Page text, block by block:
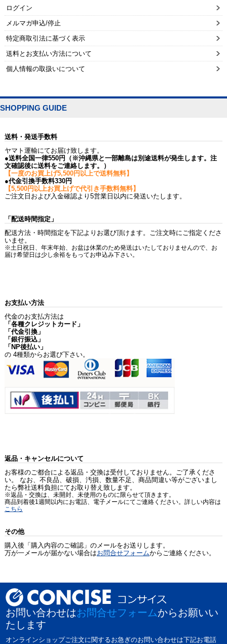
ログイン
メルマガ申込/停止
特定商取引法に基づく表示
送料とお支払い方法について
個人情報の取扱いについて
SHOPPING GUIDE
送料・発送手数料
ヤマト運輸にてお届け致します。
●送料全国一律550円（※沖縄県と一部離島は別途送料が発生します。注
文確認後に送料をご連絡します。）
【一度のお買上げ5,500円以上で送料無料】
●代金引換手数料330円
【5,500円以上お買上げで代引き手数料無料】
ご注文日および入金確認より5営業日以内に発送いたします。
「配送時間指定」
配送方法・時間指定を下記よりお選び頂けます。ご注文時にご指定くださ
いませ。
※土日祝日、年末年始、お盆は休業のため発送はいたしておりませんので、お
届け希望日は少し余裕をもってお申込み下さい。
お支払い方法
代金のお支払方法は
「各種クレジットカード」
「代金引換」
「銀行振込」
「NP後払い」
の 4種類からお選び下さい。
返品・キャンセルについて
お客様のご都合による返品・交換は受付しておりません。ご了承くださ
い。 なお、不良品、破損、汚損、数量不足、商品間違い等がございまし
たら弊社送料負担にてお取り替え致します。
※返品・交換は、未開封、未使用のものに限らせて頂きます。
商品到着後1週間以内にお電話、電子メールにてご連絡ください。詳しい内容は
こちら
その他
購入後「購入内容のご確認」のメールをお送りします。
万が一メールが届かない場合はお問合せフォームからご連絡ください。
お問い合わせはお問合せフォームからお願いい
たします
オンラインショップご注文に関するお急ぎのお問い合わせは下記お電話